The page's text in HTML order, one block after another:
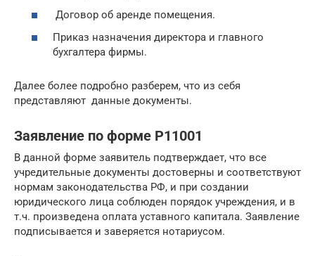
Договор об аренде помещения.
Приказ назначения директора и главного
бухгалтера фирмы.
Далее более подробно разберем, что из себя
представляют данные документы.
Заявление по форме Р11001
В данной форме заявитель подтверждает, что все
учредительные документы достоверны и соответствуют
нормам законодательства РФ, и при создании
юридического лица соблюден порядок учреждения, и в
т.ч. произведена оплата уставного капитала. Заявление
подписывается и заверяется нотариусом.